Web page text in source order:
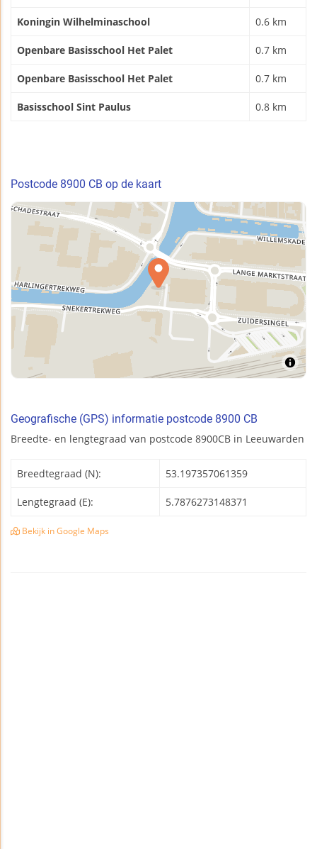
Koningin Wilhelminaschool 0.6 km
Openbare Basisschool Het Palet 0.7 km
Openbare Basisschool Het Palet 0.7 km
Basisschool Sint Paulus 0.8 km
Postcode 8900 CB op de kaart
Geografische (GPS) informatie postcode 8900 CB
Breedte- en lengtegraad van postcode 8900CB in Leeuwarden
Breedtegraad (N): 53.197357061359
Lengtegraad (E): 5.7876273148371
Bekijk in Google Maps